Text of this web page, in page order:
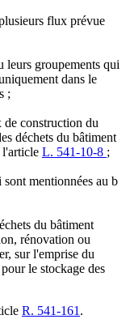
flux prévue
leurs groupements qui
dans le
;
de construction du
déchets du bâtiment
l'article L. 541-10-8 ;
mentionnées au b
du bâtiment
rénovation ou
sur l'emprise du
le stockage des
R. 541-161 .